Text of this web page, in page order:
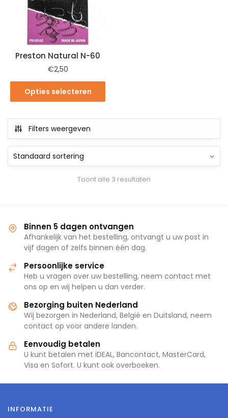
Preston Natural N-60
€2,50
Opties selecteren
Filters weergeven
Toont alle 3 resultaten
Binnen 5 dagen ontvangen
Afhankelijk van het bestelling, ontvangt u uw post in
vijf dagen of zelfs binnen één dag.
Persoonlijke service
Heb u vragen over uw bestelling, neem contact met
ons op en wij helpen u dan verder.
Bezorging buiten Nederland
Wij bezorgen in Nederland, België en Duitsland, neem
contact op voor andere landen.
Eenvoudig betalen
U kunt betalen met iDEAL, Bancontact, MasterCard,
Visa en Sofort. U kunt ook overboeken.
INFORMATIE